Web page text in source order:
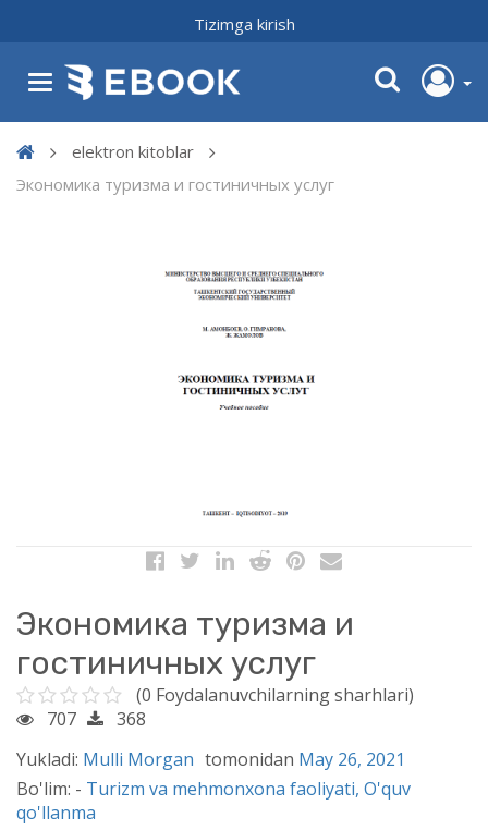
Tizimga kirish
elektron kitoblar
Экономика туризма и гостиничных услуг
Экономика туризма и
гостиничных услуг
(0 Foydalanuvchilarning sharhlari)
707
368
Yukladi: Mulli Morgan tomonidan May 26, 2021
Bo'lim: - Turizm va mehmonxona faoliyati, O'quv
qo'llanma